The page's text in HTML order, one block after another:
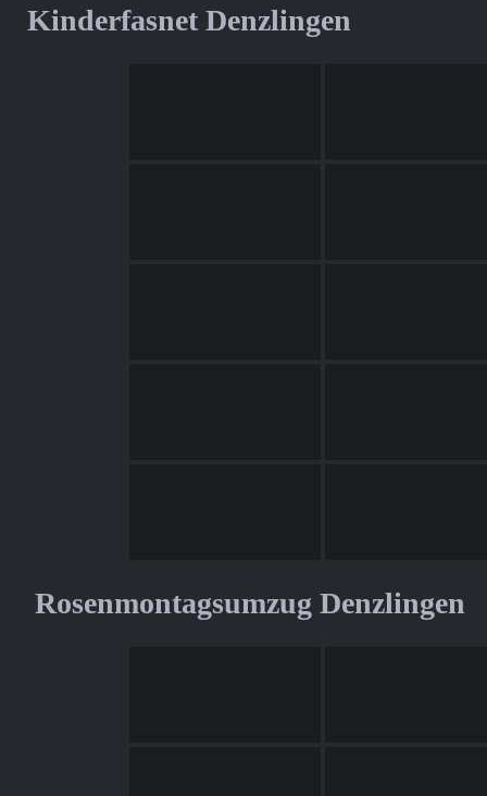
Kinderfasnet Denzlingen
Rosenmontagsumzug Denzlingen